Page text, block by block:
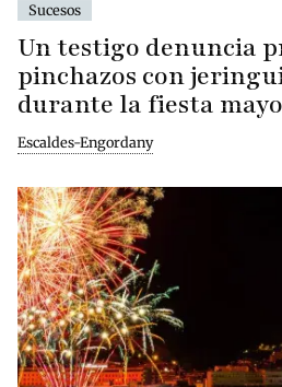
Sucesos
Un testigo denuncia
pinchazos con
durante la fiesta
Escaldes-Engordany